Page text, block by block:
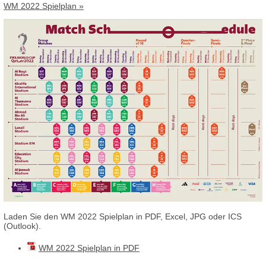
WM 2022 Spielplan »
Laden Sie den WM 2022 Spielplan in PDF, Excel, JPG oder ICS
(Outlook).
WM 2022 Spielplan in PDF